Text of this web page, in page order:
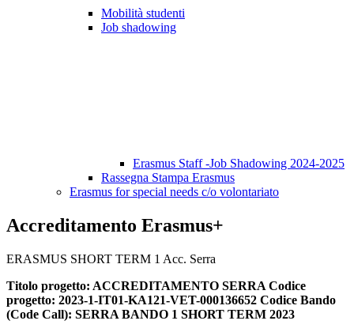
Mobilità studenti
Job shadowing
Erasmus Staff -Job Shadowing 2024-2025
Rassegna Stampa Erasmus
Erasmus for special needs c/o volontariato
Accreditamento Erasmus+
ERASMUS SHORT TERM 1 Acc. Serra
Titolo progetto: ACCREDITAMENTO SERRA Codice
progetto: 2023-1-IT01-KA121-VET-000136652 Codice Bando
(Code Call): SERRA BANDO 1 SHORT TERM 2023